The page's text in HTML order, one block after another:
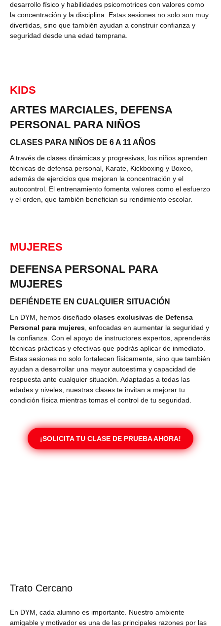
desarrollo físico y habilidades psicomotrices con valores como
la concentración y la disciplina. Estas sesiones no solo son muy
divertidas, sino que también ayudan a construir confianza y
seguridad desde una edad temprana.
KIDS
ARTES MARCIALES, DEFENSA
PERSONAL PARA NIÑOS
CLASES PARA NIÑOS DE 6 A 11 AÑOS
A través de clases dinámicas y progresivas, los niños aprenden
técnicas de defensa personal, Karate, Kickboxing y Boxeo,
además de ejercicios que mejoran la concentración y el
autocontrol. El entrenamiento fomenta valores como el esfuerzo
y el orden, que también benefician su rendimiento escolar.
MUJERES
DEFENSA PERSONAL PARA
MUJERES
DEFIÉNDETE EN CUALQUIER SITUACIÓN
En DYM, hemos diseñado clases exclusivas de Defensa
Personal para mujeres , enfocadas en aumentar la seguridad y
la confianza. Con el apoyo de instructores expertos, aprenderás
técnicas prácticas y efectivas que podrás aplicar de inmediato.
Estas sesiones no solo fortalecen físicamente, sino que también
ayudan a desarrollar una mayor autoestima y capacidad de
respuesta ante cualquier situación. Adaptadas a todas las
edades y niveles, nuestras clases te invitan a mejorar tu
condición física mientras tomas el control de tu seguridad.
¡SOLICITA TU CLASE DE PRUEBA AHORA!
Trato Cercano
En DYM, cada alumno es importante. Nuestro ambiente
amigable y motivador es una de las principales razones por las